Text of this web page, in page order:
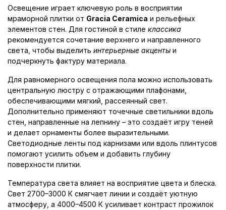
Освещение играет ключевую роль в восприятии
мраморной плитки от Gracia Ceramica и рельефных
элементов стен. Для гостиной в стиле классика
рекомендуется сочетание верхнего и направленного
света, чтобы выделить интерьерные акценты и
подчеркнуть фактуру материала.
Для равномерного освещения пола можно использовать
центральную люстру с отражающими плафонами,
обеспечивающими мягкий, рассеянный свет.
Дополнительно применяют точечные светильники вдоль
стен, направленные на лепнину – это создаёт игру теней
и делает орнаменты более выразительными.
Светодиодные ленты под карнизами или вдоль плинтусов
помогают усилить объем и добавить глубину
поверхности плитки.
Температура света влияет на восприятие цвета и блеска.
Свет 2700–3000 К смягчает линии и создаёт уютную
атмосферу, а 4000–4500 К усиливает контраст прожилок